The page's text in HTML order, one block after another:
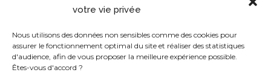
votre vie privée
Nous utilisons des données non sensibles comme des cookies pour
assurer le fonctionnement optimal du site et réaliser des statistiques
d'audience, afin de vous proposer la meilleure expérience possible.
Êtes-vous d'accord ?